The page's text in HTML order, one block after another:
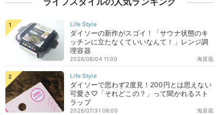
ダイソーの新作がスゴイ！「サウナ状態のキ
ッチンに立たなくていいなんて！」レンジ調
理容器
海原藍
2026/08/04 11:00
ダイソーで思わず2度見！200円とは思えない
可愛さ♡「それどこの？」って聞かれるスト
ラップ
海原藍
2026/07/31 08:00